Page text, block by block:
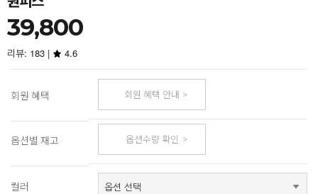
39,800
리뷰: 183 | 4.6
회원 혜택 회원 혜택 안내
옵션별 재고 옵션수량 확인
컬러